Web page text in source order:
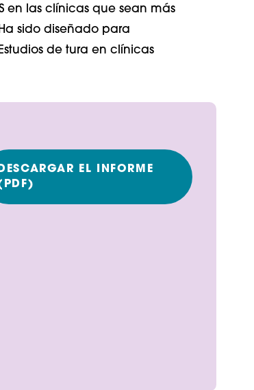
en las clínicas que sean más
sido diseñado para
Estudios de tura en clínicas
DESCARGAR EL INFORME